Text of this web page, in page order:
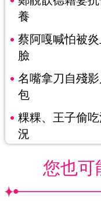
養
蔡阿嘎喊怕被
臉
名嘴拿刀自殘
包
粿粿、王子偷
況
您也可